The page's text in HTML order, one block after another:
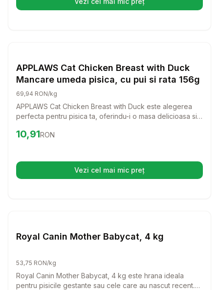
(se deschide într-o filă nouă)
APPLAWS Cat Chicken Breast with Duck
Mancare umeda pisica, cu pui si rata 156g
69,94 RON/kg
APPLAWS Cat Chicken Breast with Duck este alegerea
perfecta pentru pisica ta, oferindu-i o masa delicioasa si
hrana umeda va satisface chiar si cele mai pretentioase
Preț:10.91
10,91RON
Vezi cel mai mic preț(se deschide într-o filă nouă)
Royal Canin Mother Babycat, 4 kg
53,75 RON/kg
Royal Canin Mother Babycat, 4 kg este hrana ideala
pentru pisicile gestante sau cele care au nascut recent.